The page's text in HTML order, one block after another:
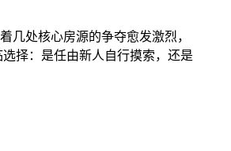
几处核心房源的争夺愈发激烈，
择：是任由新人自行摸索，还是